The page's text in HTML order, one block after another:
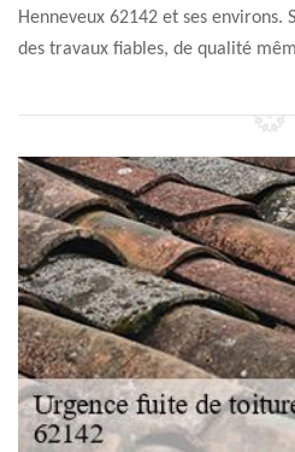
Henneveux 62142 et ses environs.
des travaux fiables, de qualité